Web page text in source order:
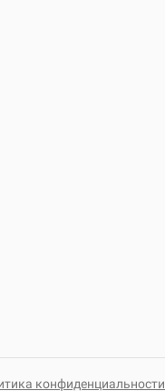
конфиденциальности